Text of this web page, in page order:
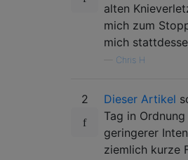
alten
mich zum
mich
Chris H
2 Dieser Artikel
Tag in
geringerer
ziemlich kurze